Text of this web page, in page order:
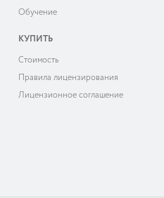
Обучение
КУПИТЬ
Cтоимость
Правила лицензирования
Лицензионное соглашение